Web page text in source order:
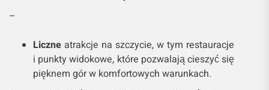
–
Liczne atrakcje na szczycie, w tym restauracje
i punkty widokowe, które pozwalają cieszyć się
pięknem gór w komfortowych warunkach.